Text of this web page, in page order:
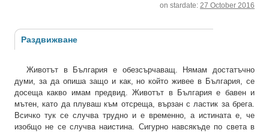
on stardate: 27 October 2016
Раздвижване
Животът в България е обезсърчаващ. Нямам достатъчно
думи, за да опиша защо и как, но който живее в България, се
досеща какво имам предвид. Животът в България е бавен и
мътен, като да плуваш към отсреща, вързан с ластик за брега.
Всичко тук се случва трудно и е временно, а истината е, че
изобщо не се случва наистина. Сигурно навсякъде по света в